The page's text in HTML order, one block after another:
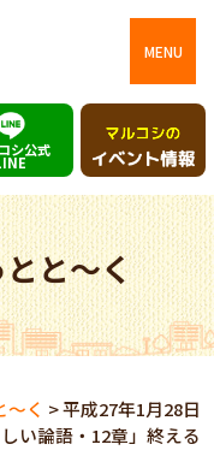
MENU
シ公式
と～く
く >平成27年1月28日
い論語・12章」終える